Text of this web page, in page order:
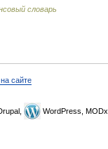
словарь
сайте
WordPress, MODx.